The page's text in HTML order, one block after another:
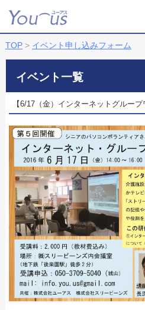
TOP > イベント申し込みフォーム
イベント一覧
【6/17（金）インターネットグルー